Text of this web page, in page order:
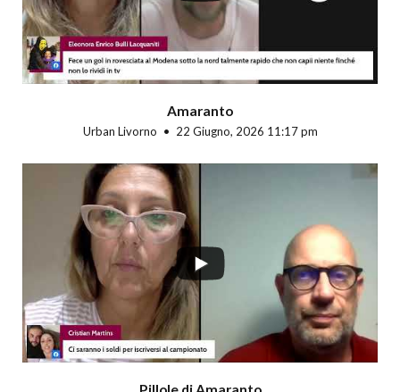
Amaranto
Urban Livorno 22 Giugno, 2026 11:17 pm